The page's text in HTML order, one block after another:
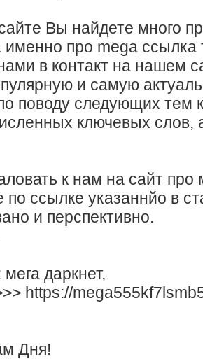
Вы найдете много
именно про mega ссылка
в контакт на нашем
и самую
поводу следующих тем
ключевых слов,
к нам на сайт про
по ссылке указаннйо в
и перспективно.
даркнет,
https://
Дня!